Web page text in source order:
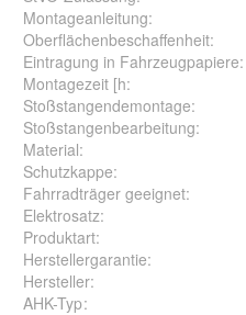
Montageanleitung:
Oberflächenbeschaffenheit:
Eintragung in Fahrzeugpapiere:
Montagezeit [h:
Stoßstangendemontage:
Stoßstangenbearbeitung:
Material:
Schutzkappe:
Fahrradträger geeignet:
Elektrosatz:
Produktart:
Herstellergarantie:
Hersteller:
AHK-Typ: